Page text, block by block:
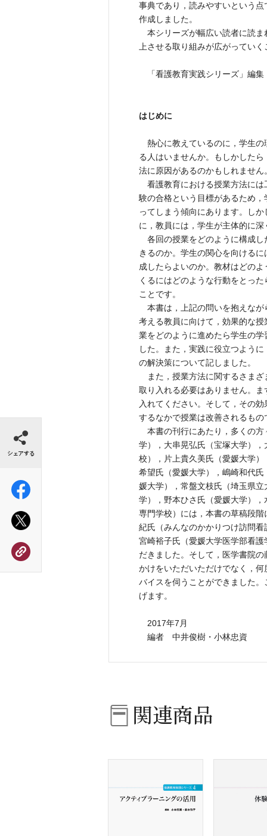
事典であり，読みやすいという
作成しました。
本シリーズが幅広い読者に読ま
上させる取り組みが広がってい
「看護教育実践シリーズ」編
はじめに
熱心に教えているのに，学生の
る人はいませんか。もしかした
法に原因があるのかもしれません
看護教育における授業方法には
験の合格という目標があるため
ってしまう傾向にあります。し
に，教員には，学生が主体的に
各回の授業をどのように構成し
きるのか。学生の関心を向ける
成したらよいのか。教材はどの
くるにはどのような行動をとっ
ことです。
本書は，上記の問いを抱えなが
考える教員に向けて，効果的な
業をどのように進めたら学生の
した。また，実践に役立つよう
の解決策について記しました。
また，授業方法に関するさまざ
取り入れる必要はありません。
入れてください。そして，その
するなかで授業は改善されるもの
本書の刊行にあたり，多くの方
学），大串晃弘氏（宝塚大学）
校），片上貴久美氏（愛媛大学
希望氏（愛媛大学），嶋崎和代
媛大学），常盤文枝氏（埼玉県
学），野本ひさ氏（愛媛大学）
専門学校）には，本書の草稿段
紀氏（みんなのかかりつけ訪問
宮崎裕子氏（愛媛大学医学部看
だきました。そして，医学書院
かけをいただいただけでなく，
バイスを伺うことができました
げます。
2017年7月
編者 中井俊樹・小林忠資
関連商品